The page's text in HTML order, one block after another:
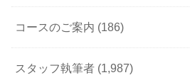
コースのご案内 (186)
スタッフ執筆者 (1,987)